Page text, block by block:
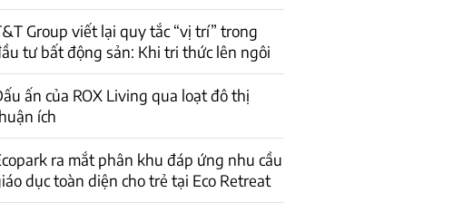
Group viết lại quy tắc “vị trí” trong
tư bất động sản: Khi tri thức lên ngôi
ấn của ROX Living qua loạt đô thị
ích
ra mắt phân khu đáp ứng nhu cầu
dục toàn diện cho trẻ tại Eco Retreat